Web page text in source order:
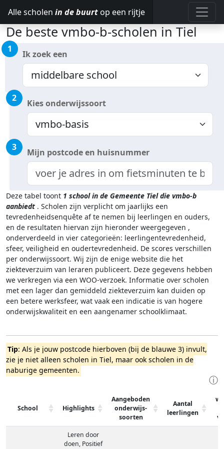
Alle scholen in de buurt op een rijtje
De beste vmbo-b-scholen in Tiel
1 Ik zoek een
2 Kies onderwijssoort
3 Mijn postcode en huisnummer
Deze tabel toont 1 school in de Gemeente Tiel die vmbo-b
aanbiedt . Scholen zijn verplicht om jaarlijks een
tevredenheidsenquête af te nemen bij leerlingen en ouders,
en de resultaten hiervan zijn hieronder weergegeven ,
onderverdeeld in vier categorieën: leerlingentevredenheid,
sfeer, veiligheid en oudertevredenheid. De scores verschillen
per onderwijssoort. Wij zijn de enige website die het
ziekteverzuim van leraren publiceert. Deze gegevens hebben
we verkregen via een WOO-verzoek. Informatie over scholen
met een lager dan gemiddeld ziekteverzuim kan duiden op
een betere werksfeer, wat vaak een indicatie is van hogere
onderwijskwaliteit en een aangenamer schoolklimaat.
Tip: Als je jouw postcode hierboven (bij de blauwe 3) invult,
zie je niet alleen scholen in Tiel, maar ook scholen in de
naburige gemeenten.
ⓘ
School Highlights
Aangeboden
onderwijs-
soorten
Aantal
leerlingen
Leren door
doen, Positief